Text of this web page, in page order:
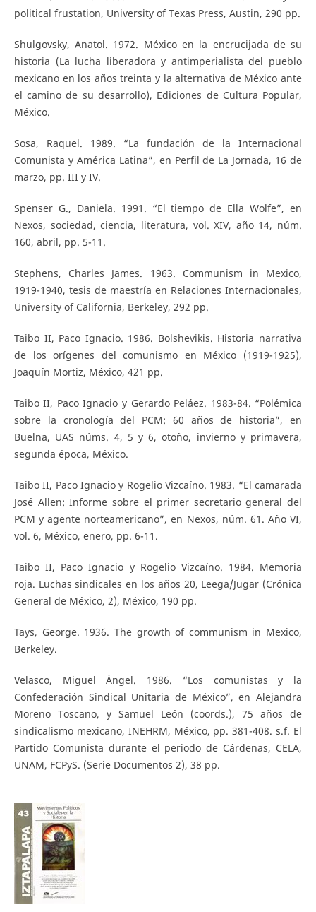
political frustation, University of Texas Press, Austin, 290 pp.
Shulgovsky, Anatol. 1972. México en la encrucijada de su
historia (La lucha liberadora y antimperialista del pueblo
mexicano en los años treinta y la alternativa de México ante
el camino de su desarrollo), Ediciones de Cultura Popular,
México.
Sosa, Raquel. 1989. “La fundación de la Internacional
Comunista y América Latina”, en Perfil de La Jornada, 16 de
marzo, pp. III y IV.
Spenser G., Daniela. 1991. “El tiempo de Ella Wolfe”, en
Nexos, sociedad, ciencia, literatura, vol. XIV, año 14, núm.
160, abril, pp. 5-11.
Stephens, Charles James. 1963. Communism in Mexico,
1919-1940, tesis de maestría en Relaciones Internacionales,
University of California, Berkeley, 292 pp.
Taibo II, Paco Ignacio. 1986. Bolshevikis. Historia narrativa
de los orígenes del comunismo en México (1919-1925),
Joaquín Mortiz, México, 421 pp.
Taibo II, Paco Ignacio y Gerardo Peláez. 1983-84. “Polémica
sobre la cronología del PCM: 60 años de historia”, en
Buelna, UAS núms. 4, 5 y 6, otoño, invierno y primavera,
segunda época, México.
Taibo II, Paco Ignacio y Rogelio Vizcaíno. 1983. “El camarada
José Allen: Informe sobre el primer secretario general del
PCM y agente norteamericano”, en Nexos, núm. 61. Año VI,
vol. 6, México, enero, pp. 6-11.
Taibo II, Paco Ignacio y Rogelio Vizcaíno. 1984. Memoria
roja. Luchas sindicales en los años 20, Leega/Jugar (Crónica
General de México, 2), México, 190 pp.
Tays, George. 1936. The growth of communism in Mexico,
Berkeley.
Velasco, Miguel Ángel. 1986. “Los comunistas y la
Confederación Sindical Unitaria de México”, en Alejandra
Moreno Toscano, y Samuel León (coords.), 75 años de
sindicalismo mexicano, INEHRM, México, pp. 381-408. s.f. El
Partido Comunista durante el periodo de Cárdenas, CELA,
UNAM, FCPyS. (Serie Documentos 2), 38 pp.